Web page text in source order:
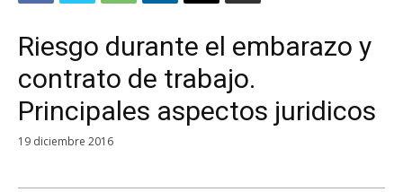
Riesgo durante el embarazo y
contrato de trabajo.
Principales aspectos juridicos
19 diciembre 2016